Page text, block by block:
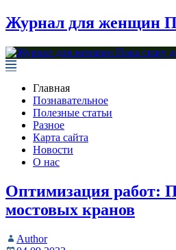
Журнал для женщин
Главная
Познавательное
Полезные статьи
Разное
Карта сайта
Новости
О нас
Оптимизация работ:
мостовых кранов
Author